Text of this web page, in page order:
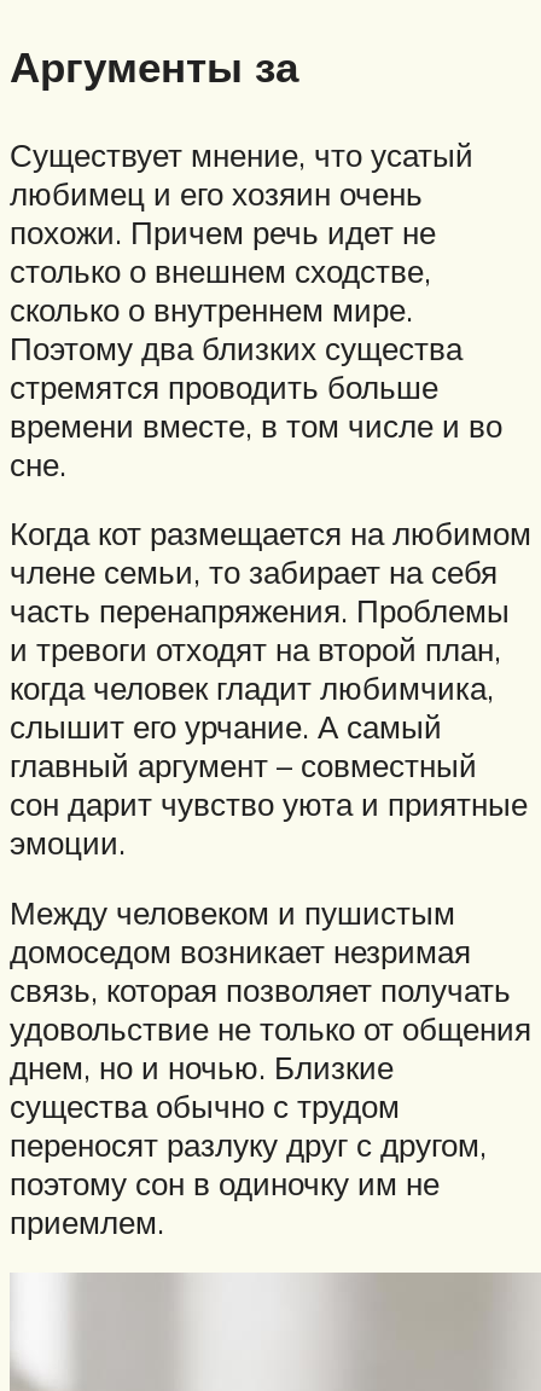
Аргументы за
Существует мнение, что усатый
любимец и его хозяин очень
похожи. Причем речь идет не
столько о внешнем сходстве,
сколько о внутреннем мире.
Поэтому два близких существа
стремятся проводить больше
времени вместе, в том числе и во
сне.
Когда кот размещается на любимом
члене семьи, то забирает на себя
часть перенапряжения. Проблемы
и тревоги отходят на второй план,
когда человек гладит любимчика,
слышит его урчание. А самый
главный аргумент – совместный
сон дарит чувство уюта и приятные
эмоции.
Между человеком и пушистым
домоседом возникает незримая
связь, которая позволяет получать
удовольствие не только от общения
днем, но и ночью. Близкие
существа обычно с трудом
переносят разлуку друг с другом,
поэтому сон в одиночку им не
приемлем.